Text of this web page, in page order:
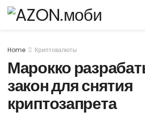
Home Криптовалюты
Марокко
закон для снятия
криптозапрета